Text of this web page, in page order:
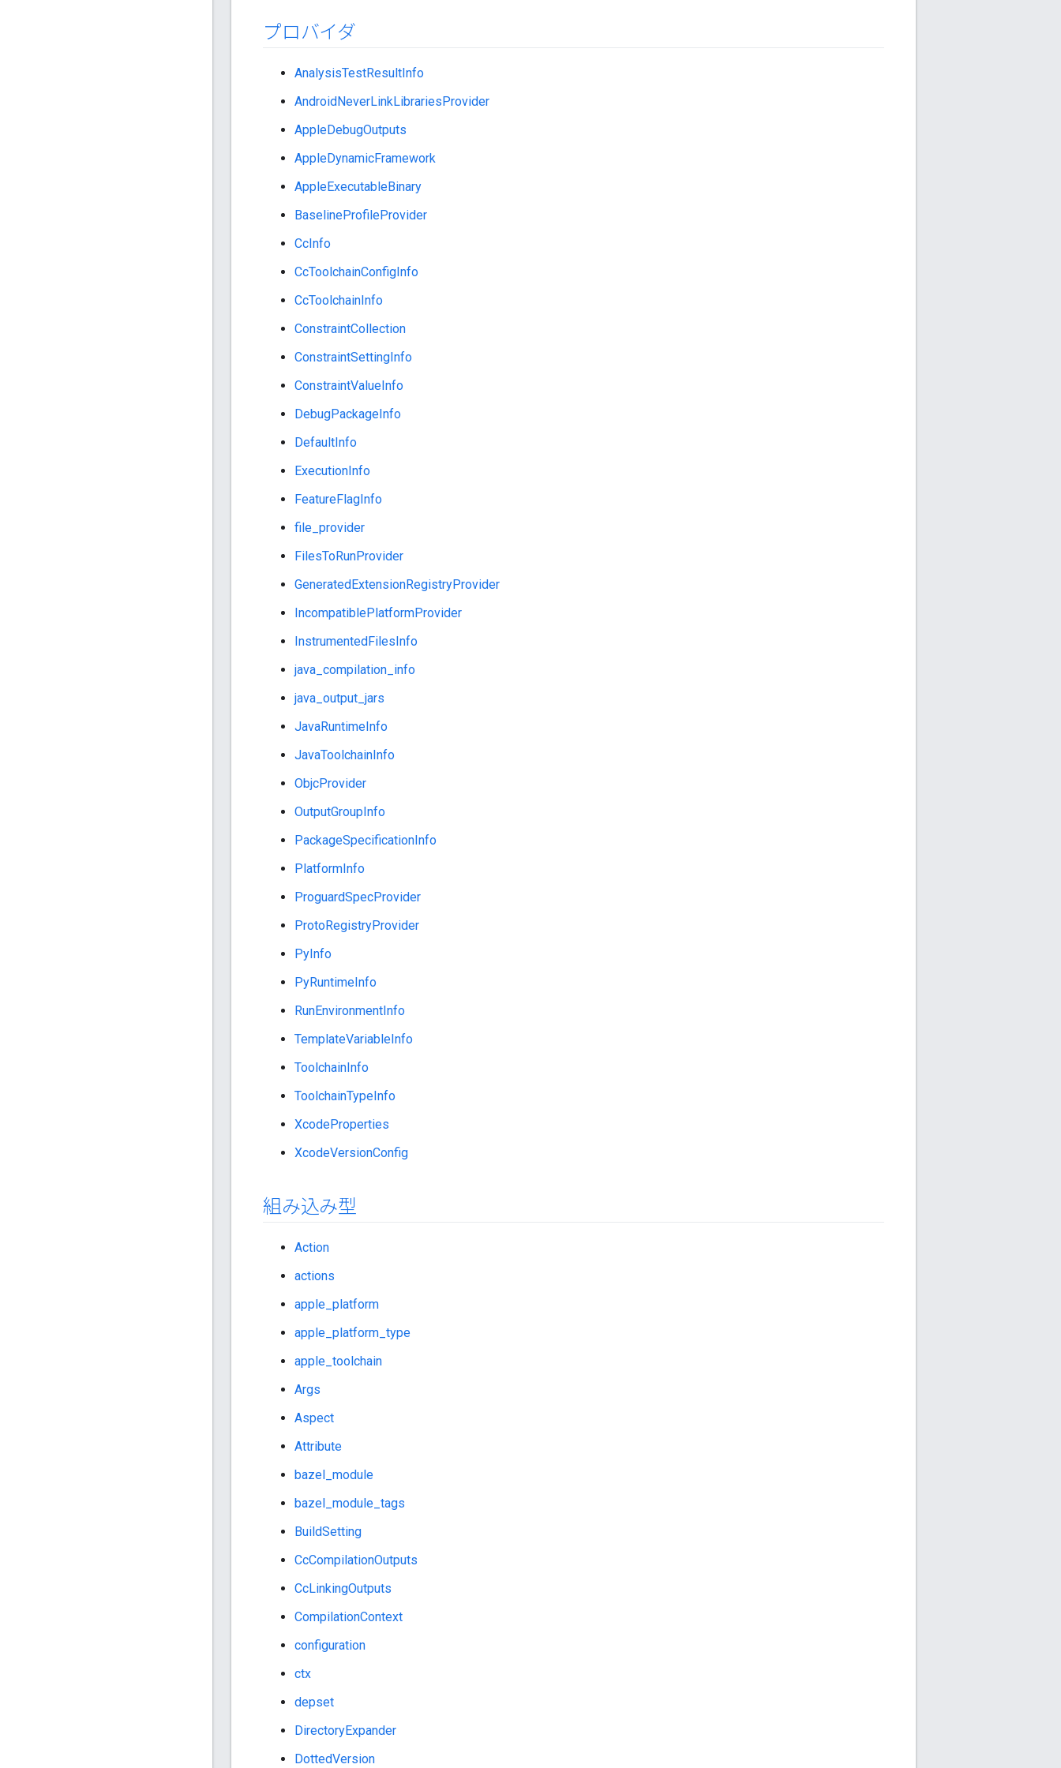
プロバイダ
AnalysisTestResultInfo
AndroidNeverLinkLibrariesProvider
AppleDebugOutputs
AppleDynamicFramework
AppleExecutableBinary
BaselineProfileProvider
CcInfo
CcToolchainConfigInfo
CcToolchainInfo
ConstraintCollection
ConstraintSettingInfo
ConstraintValueInfo
DebugPackageInfo
DefaultInfo
ExecutionInfo
FeatureFlagInfo
file_provider
FilesToRunProvider
GeneratedExtensionRegistryProvider
IncompatiblePlatformProvider
InstrumentedFilesInfo
java_compilation_info
java_output_jars
JavaRuntimeInfo
JavaToolchainInfo
ObjcProvider
OutputGroupInfo
PackageSpecificationInfo
PlatformInfo
ProguardSpecProvider
ProtoRegistryProvider
PyInfo
PyRuntimeInfo
RunEnvironmentInfo
TemplateVariableInfo
ToolchainInfo
ToolchainTypeInfo
XcodeProperties
XcodeVersionConfig
組み込み型
Action
actions
apple_platform
apple_platform_type
apple_toolchain
Args
Aspect
Attribute
bazel_module
bazel_module_tags
BuildSetting
CcCompilationOutputs
CcLinkingOutputs
CompilationContext
configuration
ctx
depset
DirectoryExpander
DottedVersion